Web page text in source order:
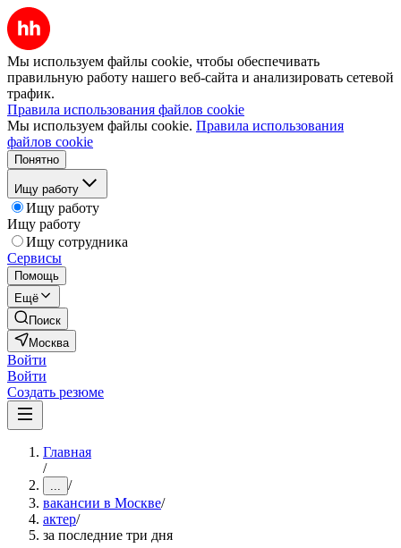
Мы используем файлы cookie, чтобы обеспечивать
правильную работу нашего веб-сайта и анализировать сетевой
трафик.
Правила использования файлов cookie
Мы используем файлы cookie. Правила использования
файлов cookie
Понятно
Ищу работу
Ищу работу
Ищу работу
Ищу сотрудника
Сервисы
Помощь
Ещё
Поиск
Москва
Войти
Войти
Создать резюме
Главная
/
... /
вакансии в Москве/
актер/
за последние три дня